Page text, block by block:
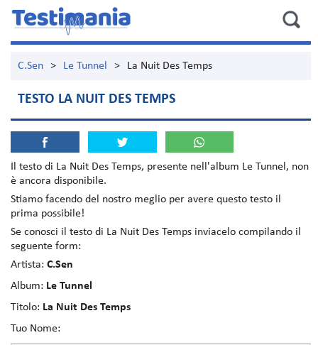
C.Sen > Le Tunnel > La Nuit Des Temps
TESTO LA NUIT DES TEMPS
Il testo di La Nuit Des Temps, presente nell'album Le Tunnel , non
è ancora disponibile.
Stiamo facendo del nostro meglio per avere questo testo il
prima possibile!
Se conosci il testo di La Nuit Des Temps inviacelo compilando il
seguente form:
Artista: C.Sen
Album: Le Tunnel
Titolo: La Nuit Des Temps
Tuo Nome: